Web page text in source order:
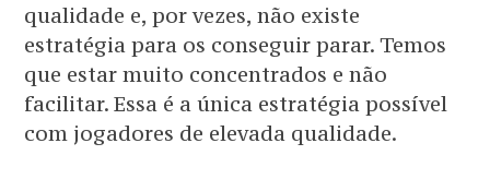
qualidade e, por vezes, não existe
estratégia para os conseguir parar. Temos
que estar muito concentrados e não
facilitar. Essa é a única estratégia possível
com jogadores de elevada qualidade.